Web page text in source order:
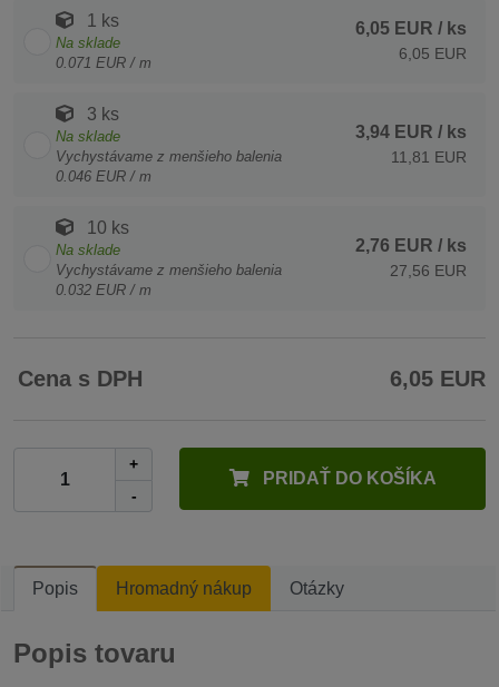
1 ks
Na sklade
0.071 EUR / m
6,05 EUR / ks
6,05 EUR
3 ks
Na sklade
Vychystávame z menšieho balenia
0.046 EUR / m
3,94 EUR / ks
11,81 EUR
10 ks
Na sklade
Vychystávame z menšieho balenia
0.032 EUR / m
2,76 EUR / ks
27,56 EUR
Cena s DPH 6,05 EUR
+
-
PRIDAŤ DO KOŠÍKA
Popis Hromadný nákup Otázky
Popis tovaru